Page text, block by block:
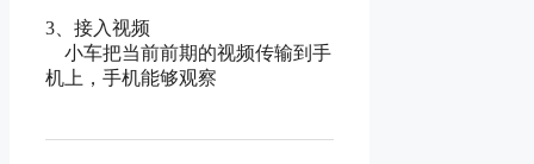
3、接入视频
小车把当前前期的视频传输到手
机上，手机能够观察